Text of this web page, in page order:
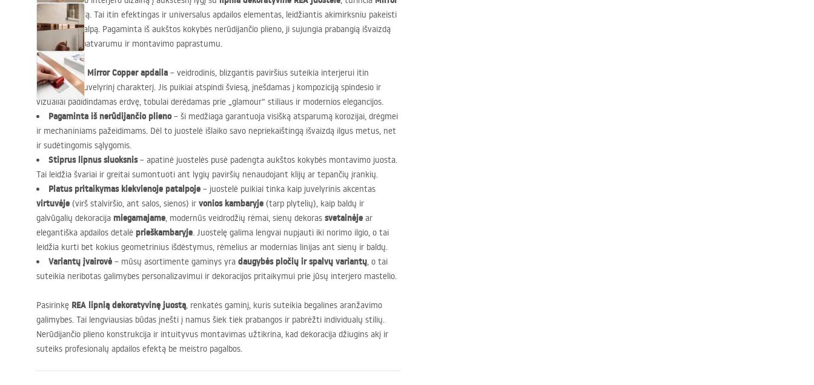
Copper
apdailą. Tai itin efektingas ir universalus apdailos elementas, leidžiantis akimirksniu pakeisti
bet kurią patalpą. Pagaminta iš aukštos kokybės nerūdijančio plieno, ji sujungia prabangią išvaizdą
su ypatingu patvarumu ir montavimo paprastumu.
Įspūdinga Mirror Copper apdaila – veidrodinis, blizgantis paviršius suteikia interjerui itin
elegantišką, juvelyrinį charakterį. Jis puikiai atspindi šviesą, įnešdamas į kompoziciją spindesio ir
vizualiai padidindamas erdvę, tobulai derėdamas prie „glamour“ stiliaus ir modernios elegancijos.
Pagaminta iš nerūdijančio plieno– ši medžiaga garantuoja visišką atsparumą korozijai, drėgmei
ir mechaniniams pažeidimams. Dėl to juostelė išlaiko savo nepriekaištingą išvaizdą ilgus metus, net
ir sudėtingomis sąlygomis.
Stiprus lipnus sluoksnis– apatinė juostelės pusė padengta aukštos kokybės montavimo juosta.
Tai leidžia švariai ir greitai sumontuoti ant lygių paviršių nenaudojant klijų ar tepančių įrankių.
Platus pritaikymas kiekvienoje patalpoje – juostelė puikiai tinka kaip juvelyrinis akcentas
virtuvėje (virš stalviršio, ant salos, sienos) ir vonios kambaryje (tarp plytelių), kaip baldų ir
galvūgalių dekoracija miegamajame, modernūs veidrodžių rėmai, sienų dekoras svetainėje ar
elegantiška apdailos detalė prieškambaryje. Juostelę galima lengvai nupjauti iki norimo ilgio, o tai
leidžia kurti bet kokius geometrinius išdėstymus, rėmelius ar modernias linijas ant sienų ir baldų.
Variantų įvairovė – mūsų asortimente gaminys yra daugybės pločių ir spalvų variantų, o tai
suteikia neribotas galimybes personalizavimui ir dekoracijos pritaikymui prie jūsų interjero mastelio.
Pasirinkę REA lipnią dekoratyvinę juostą, renkatės gaminį, kuris suteikia begalines aranžavimo
galimybes. Tai lengviausias būdas įnešti į namus šiek tiek prabangos ir pabrėžti individualų stilių.
Nerūdijančio plieno konstrukcija ir intuityvus montavimas užtikrina, kad dekoracija džiugins akį ir
suteiks profesionalų apdailos efektą be meistro pagalbos.